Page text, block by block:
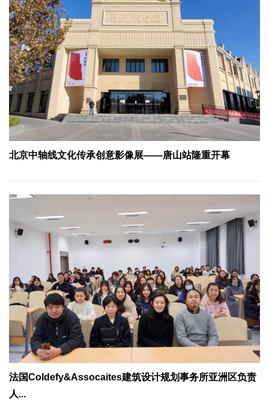
北京中轴线文化传承创意影像展——唐山站隆重开幕
法国Coldefy&Assocaites建筑设计规划事务所亚洲区负责
人...